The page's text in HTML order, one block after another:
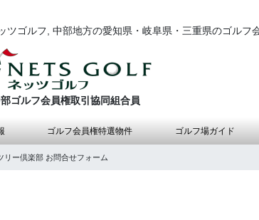
ツゴルフ, 中部地方の愛知県・岐阜県・三重県のゴル
ゴルフ会員権取引協同組合員
ゴルフ会員権特選物件 ゴルフ場ガイド
リー倶楽部 お問合せフォーム